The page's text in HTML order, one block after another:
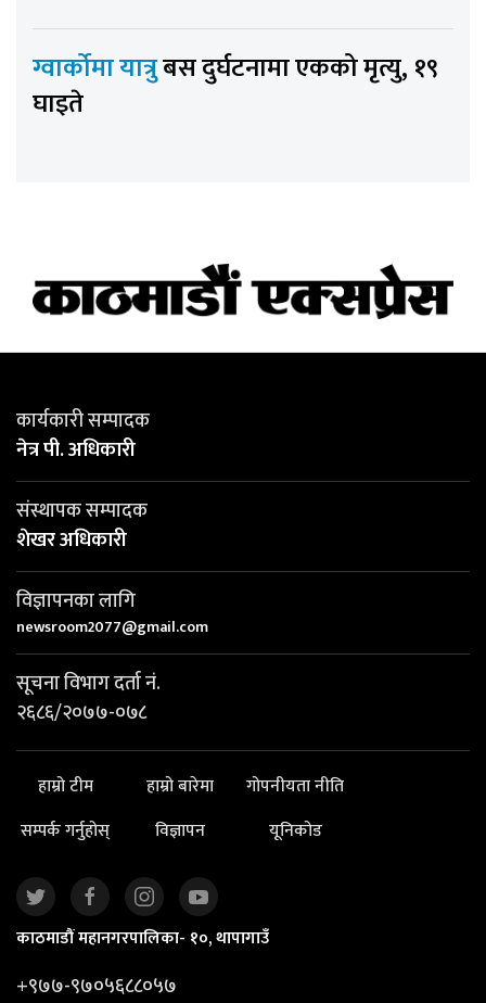
ग्वार्कोमा यात्रुबस दुर्घटनामा एकको मृत्यु, १९
घाइते
कार्यकारी सम्पादक
नेत्र पी. अधिकारी
संस्थापक सम्पादक
शेखर अधिकारी
विज्ञापनका लागि
newsroom2077@gmail.com
सूचना विभाग दर्ता नं.
२६८६/२०७७-०७८
हाम्रो टीम हाम्रो बारेमा
गोपनीयता नीति
सम्पर्क गर्नुहोस्
विज्ञापन यूनिकोड
काठमाडौं महानगरपालिका- १०, थापागाउँ
+९७७-९७०५६८८०५७